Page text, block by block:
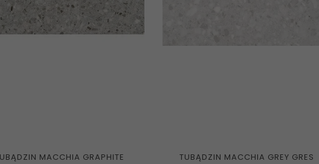
MACCHIA GRAPHITE
TUBĄDZIN MACCHIA GREY GRES